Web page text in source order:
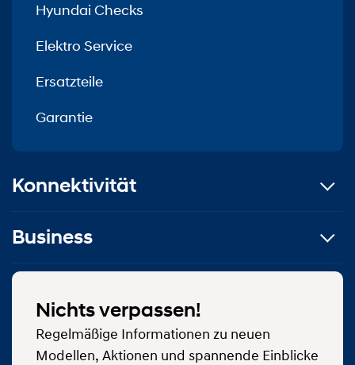
Hyundai Checks
Elektro Service
Ersatzteile
Garantie
Konnektivität
Business
Nichts verpassen!
Regelmäßige Informationen zu neuen
Modellen, Aktionen und spannende Einblicke